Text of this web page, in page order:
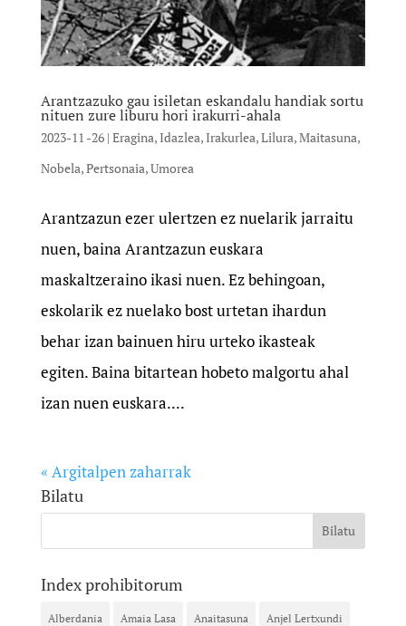
Arantzazuko gau isiletan eskan­dalu handiak sortu
nituen zure liburu hori irakurri-ahala
2023-11 -26| Eragina,Idazlea,Irakurlea,Lilura,Maitasuna,
Nobela,Pertsonaia,Umorea
Arantzazun ezer ulertzen ez nuelarik jarraitu
nuen, baina Arantzazun euskara
maskaltzeraino ikasi nuen. Ez behingoan,
eskolarik ez nuelako bost urtetan ihardun
behar izan bainuen hiru urteko ikasteak
egiten. Baina bitartean hobeto malgortu ahal
izan nuen euskara....
« Argitalpen zaharrak
Bilatu
Index prohibitorum
Alberdania Amaia Lasa Anaitasuna Anjel Lertxundi